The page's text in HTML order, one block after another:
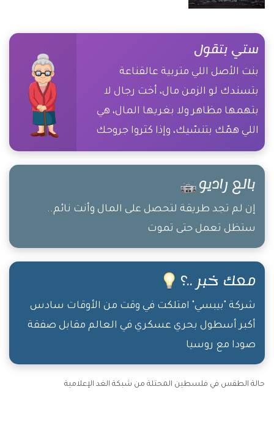
ستي بتقول
بنت الأصل اللي متربية عالقناعة
بتسندك لو الزمن مال، أخت رجال لا
بتهمها مظاهر ولا بغريها المال، هي
اللي همّك بتنسّيك، وإذا كثروا جروحك
بتداويك، وبالشِدة وقت ضعفك
بالع راديو
إن لم تجد طريقة لتحصل على المال وأنت نائم..
ستظل تعمل حتى تموت
معك خبر ..؟
شركة "بيبسي" امتلكت في وقت من الأوقات سادس
أكبر أسطول بحري عسكري في العالم مقابل صفقة
صودا مع روسيا
حالة الطقس في فلسطين المحتلة من شبكة الغد الإعلامية